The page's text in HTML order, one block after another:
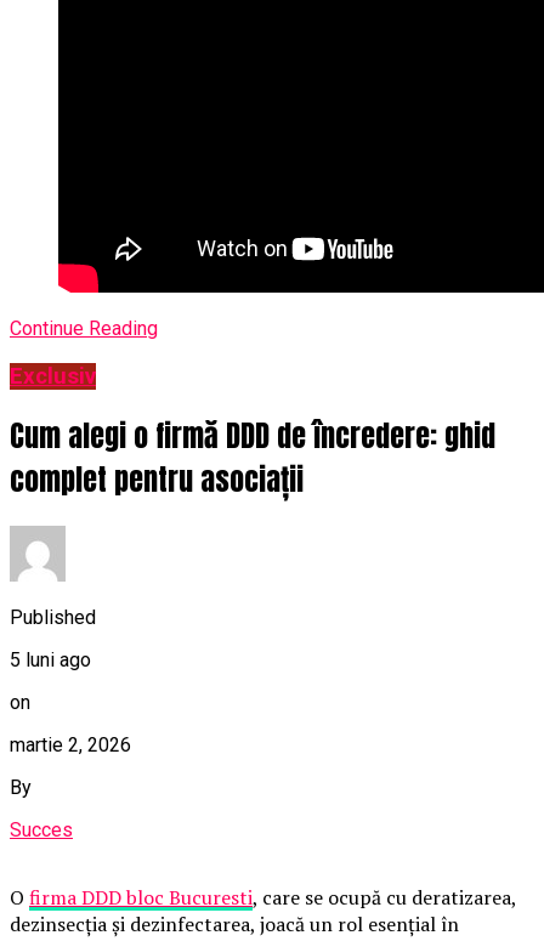
Continue Reading
Exclusiv
Cum alegi o firmă DDD de încredere: ghid
complet pentru asociații
Published
5 luni ago
on
martie 2, 2026
By
Succes
O firma DDD bloc Bucuresti, care se ocupă cu deratizarea,
dezinsecția și dezinfectarea, joacă un rol esențial în